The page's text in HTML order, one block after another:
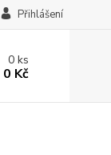
Přihlášení
0ks
0 Kč